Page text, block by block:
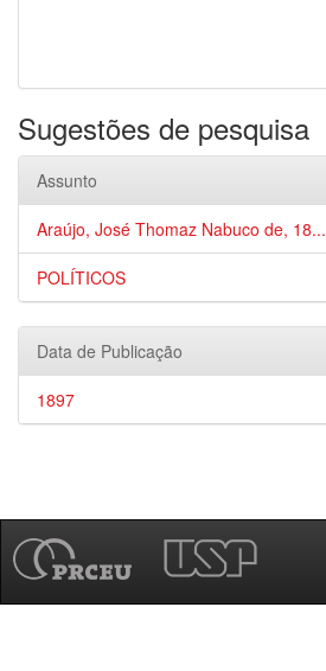
Sugestões de pesquisa
Assunto
Araújo, José Thomaz Nabuco de, 18...
POLÍTICOS
Data de Publicação
1897